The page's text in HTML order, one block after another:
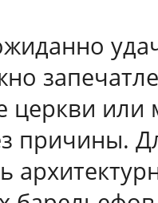
церкви или
причины.